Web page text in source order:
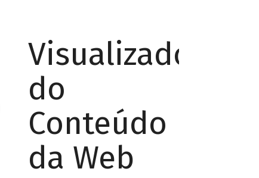
Visualizador
do
Conteúdo
da Web